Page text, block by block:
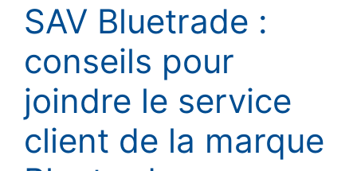
SAV Bluetrade :
conseils pour
joindre le service
client de la marque